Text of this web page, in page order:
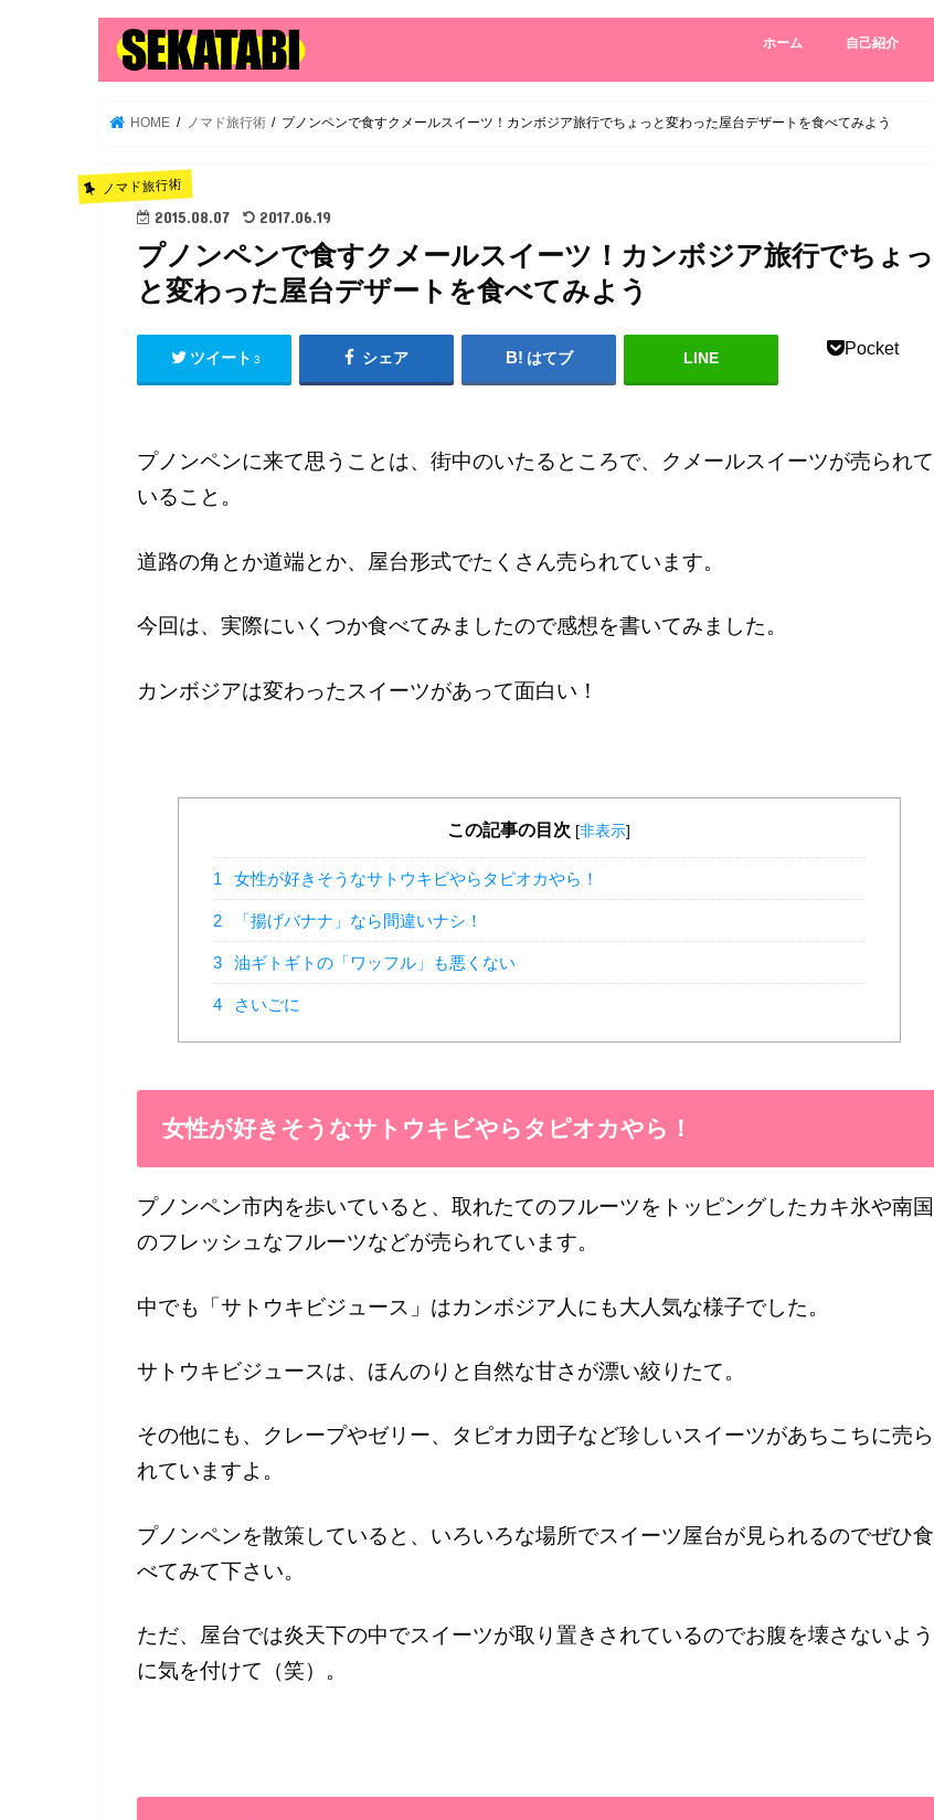
ホーム 自己紹介
HOME ノマド旅行術 プノンペンで食すクメールスイーツ！カンボジア旅行でちょっと変わった屋台デザートを食べてみよう
ノマド旅行術
2015.08.07 2017.06.19
プノンペンで食すクメールスイーツ！カンボジア旅行でちょっ
と変わった屋台デザートを食べてみよう
ツイート 3 シェア はてブ LINE Pocket
プノンペンに来て思うことは、街中のいたるところで、クメールスイーツが売られて
いること。
道路の角とか道端とか、屋台形式でたくさん売られています。
今回は、実際にいくつか食べてみましたので感想を書いてみました。
カンボジアは変わったスイーツがあって面白い！
この記事の目次 [非表示]
1 女性が好きそうなサトウキビやらタピオカやら！
2 「揚げバナナ」なら間違いナシ！
3 油ギトギトの「ワッフル」も悪くない
4 さいごに
女性が好きそうなサトウキビやらタピオカやら！
プノンペン市内を歩いていると、取れたてのフルーツをトッピングしたカキ氷や南国
のフレッシュなフルーツなどが売られています。
中でも「サトウキビジュース」はカンボジア人にも大人気な様子でした。
サトウキビジュースは、ほんのりと自然な甘さが漂い絞りたて。
その他にも、クレープやゼリー、タピオカ団子など珍しいスイーツがあちこちに売ら
れていますよ。
プノンペンを散策していると、いろいろな場所でスイーツ屋台が見られるのでぜひ食
べてみて下さい。
ただ、屋台では炎天下の中でスイーツが取り置きされているのでお腹を壊さないよう
に気を付けて（笑）。